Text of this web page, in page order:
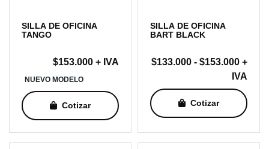
SILLA DE OFICINA
TANGO
$153.000 + IVA
NUEVO MODELO
Cotizar
SILLA DE OFICINA
BART BLACK
$133.000 - $153.000Rango
de
desde
hasta
+
IVA
Cotizar